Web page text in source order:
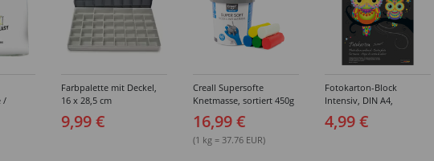
/
Farbpalette mit Deckel,
16 x 28,5 cm
9,99 €
Creall Supersofte
Knetmasse, sortiert 450g
16,99 €
(1 kg = 37.76 EUR)
Fotokarton-Block
Intensiv, DIN A4,
300g/qm, 10 Blatt, 10
sortierte Farben
4,99 €